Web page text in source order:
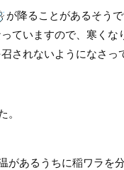
が降ることがあるそうで
ていますので、寒くな
されないようになさっ
あるうちに稲ワラを分